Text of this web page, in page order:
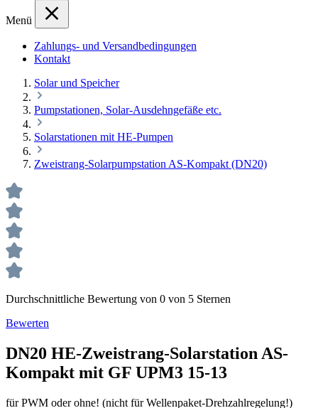
Menü
Zahlungs- und Versandbedingungen
Kontakt
Solar und Speicher
Pumpstationen, Solar-Ausdehngefäße etc.
Solarstationen mit HE-Pumpen
Zweistrang-Solarpumpstation AS-Kompakt (DN20)
Durchschnittliche Bewertung von 0 von 5 Sternen
Bewerten
DN20 HE-Zweistrang-Solarstation AS-
Kompakt mit GF UPM3 15-13
für PWM oder ohne! (nicht für Wellenpaket-Drehzahlregelung!)